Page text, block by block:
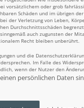
vorsätzlichem oder grob
Schäden und im übrigen
der Verletzung von Leben,
Durchschnittsschäden
auch zugunsten der
Recht bleiben unberührt.
und die
Im Falle des
wenn der Nutzer den
persönlichen Daten